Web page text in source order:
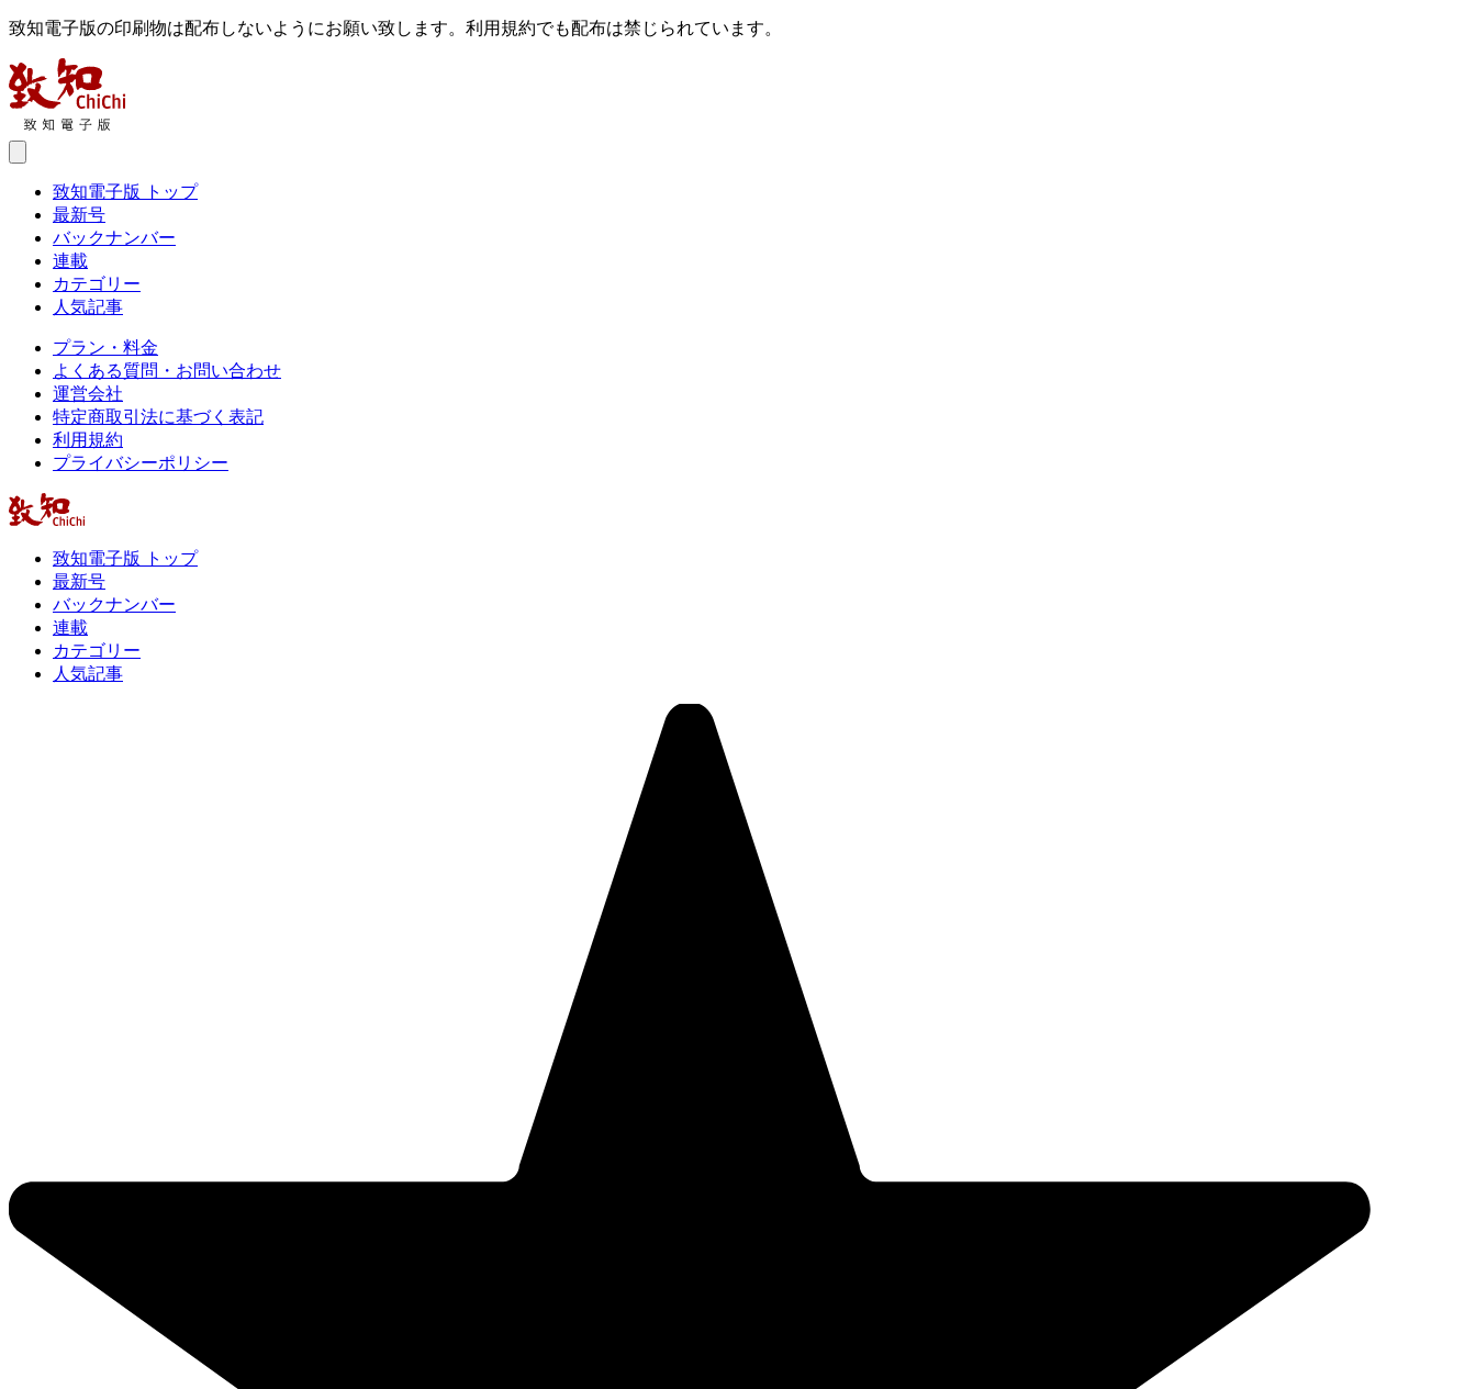
致知電子版の印刷物は配布しないようにお願い致します。利用規約でも配布は禁じられています。
致知電子版 トップ
最新号
バックナンバー
連載
カテゴリー
人気記事
プラン・料金
よくある質問・お問い合わせ
運営会社
特定商取引法に基づく表記
利用規約
プライバシーポリシー
致知電子版 トップ
最新号
バックナンバー
連載
カテゴリー
人気記事